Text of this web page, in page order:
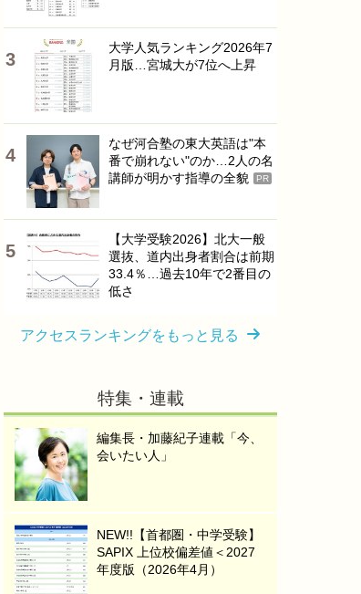
大学人気ランキング2026年7
月版…宮城大が7位へ上昇
なぜ河合塾の東大英語は"本
番で崩れない"のか…2人の名
講師が明かす指導の全貌
PR
【大学受験2026】北大一般
選抜、道内出身者割合は前期
33.4％…過去10年で2番目の
低さ
アクセスランキングをもっと見る
特集・連載
編集長・加藤紀子連載「今、
会いたい人」
NEW!!【首都圏・中学受験】
SAPIX 上位校偏差値＜2027
年度版（2026年4月）